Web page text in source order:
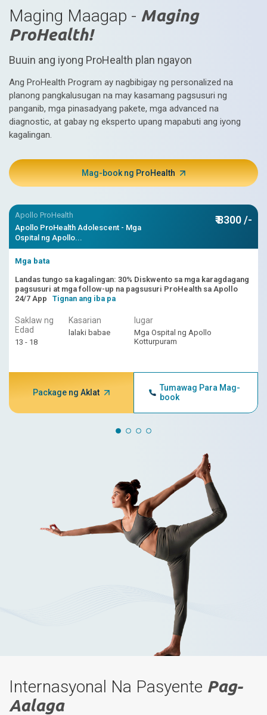
Maging Maagap - Maging
ProHealth!
Buuin ang iyong ProHealth plan ngayon
Ang ProHealth Program ay nagbibigay ng personalized na
planong pangkalusugan na may kasamang pagsusuri ng
panganib, mga pinasadyang pakete, mga advanced na
diagnostic, at gabay ng eksperto upang mapabuti ang iyong
kagalingan.
Mag-book ng ProHealth
Apollo ProHealth
Apollo ProHealth Adolescent - Mga
Ospital ng Apollo...
₹ 8300 /-
Mga bata
Landas tungo sa kagalingan: 30% Diskwento sa mga karagdagang
pagsusuri at mga follow-up na pagsusuri ProHealth sa Apollo
24/7 App Tignan ang iba pa
Saklaw ng
Edad
13 - 18
Kasarian
lalaki babae
lugar
Mga Ospital ng Apollo
Kotturpuram
Package ng Aklat
Tumawag Para Mag-
book
Internasyonal Na Pasyente Pag-
Aalaga